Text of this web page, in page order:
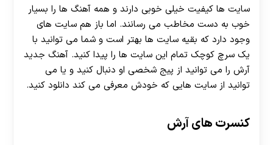
سایت ها کیفیت خیلی خوبی دارند و همه آهنگ ها را بسیار
خوب به دست مخاطب می رسانند. اما باز هم سایت های
وجود دارد که بقیه سایت ها بهتر است و شما می توانید با
یک سرچ کوچک تمام این سایت ها را پیدا کنید. آهنگ جدید
آرش را می توانید از پیج شخصی او دنبال کنید و یا می
توانید از سایت هایی که خودش معرفی می کند دانلود کنید.
کنسرت های آرش